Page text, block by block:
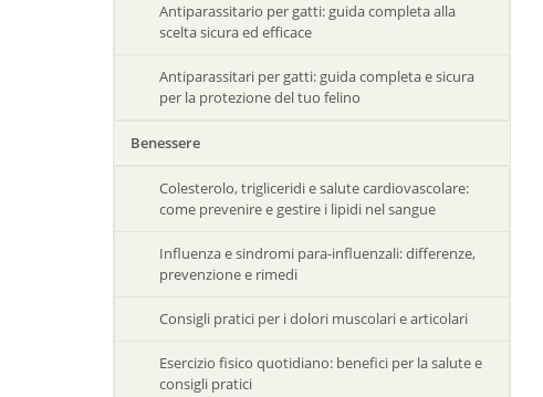
Antiparassitario per gatti: guida completa alla
scelta sicura ed efficace
Antiparassitari per gatti: guida completa e sicura
per la protezione del tuo felino
Benessere
Colesterolo, trigliceridi e salute cardiovascolare:
come prevenire e gestire i lipidi nel sangue
Influenza e sindromi para-influenzali: differenze,
prevenzione e rimedi
Consigli pratici per i dolori muscolari e articolari
Esercizio fisico quotidiano: benefici per la salute e
consigli pratici